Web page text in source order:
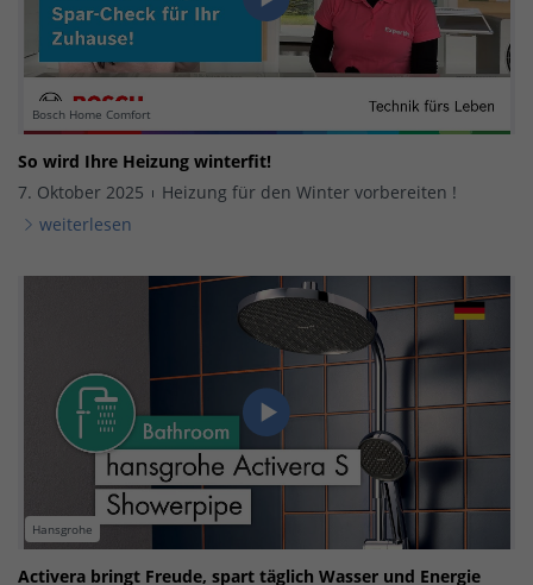
Bosch Home Comfort
So wird Ihre Heizung winterfit!
7. Oktober 2025
Heizung für den Winter vorbereiten !
weiterlesen
Hansgrohe
Activera bringt Freude, spart täglich Wasser und Energie